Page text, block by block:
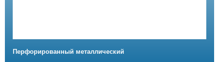
Перфорированный металлический